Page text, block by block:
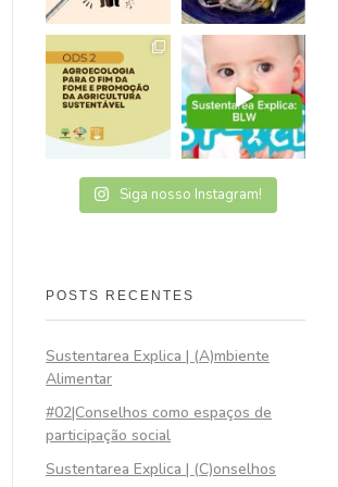
Siga nosso Instagram!
POSTS RECENTES
Sustentarea Explica | (A)mbiente
Alimentar
#02|Conselhos como espaços de
participação social
Sustentarea Explica | (C)onselhos